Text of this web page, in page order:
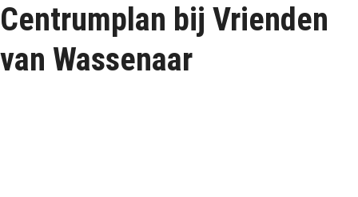
Centrumplan bij Vrienden
van Wassenaar